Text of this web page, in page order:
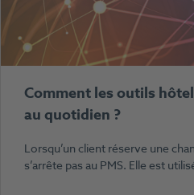
Comment les outils
au quotidien ?
Lorsqu’un client réserve une
s’arrête pas au PMS. Elle est